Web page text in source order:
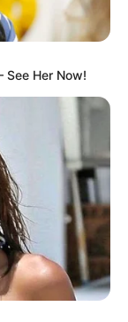
temporárias ou
em saúde
precários até
processo seletivo
indígenas de
Her Now!